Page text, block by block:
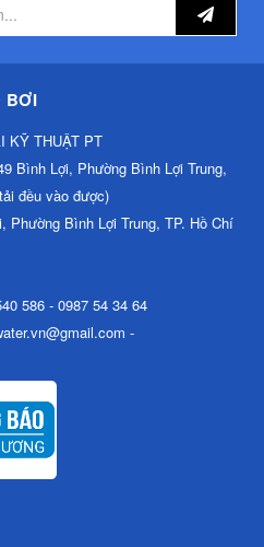
BƠI
KỸ THUẬT PT
Bình Lợi, Phường Bình Lợi Trung,
đều vào được)
Bình Lợi Trung, TP. Hồ Chí
586 - 0987 54 34 64
-